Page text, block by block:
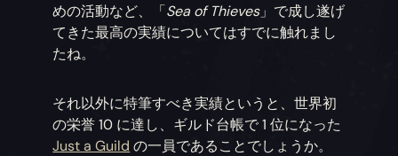
めの活動など、「Sea of Thieves」で成し遂げ
てきた最高の実績についてはすでに触れまし
たね。
それ以外に特筆すべき実績というと、世界初
の栄誉 10 に達し、ギルド台帳で 1 位になった
Just a Guild の一員であることでしょうか。